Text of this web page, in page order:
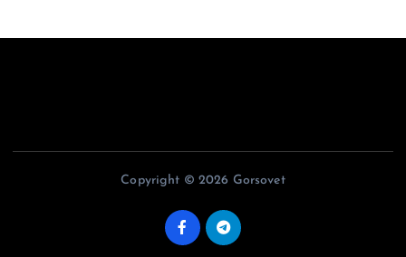
Copyright © 2026 Gorsovet